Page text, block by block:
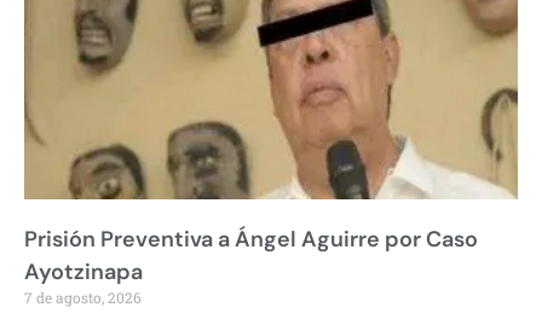
Prisión Preventiva a Ángel Aguirre por Caso
Ayotzinapa
7 de agosto, 2026